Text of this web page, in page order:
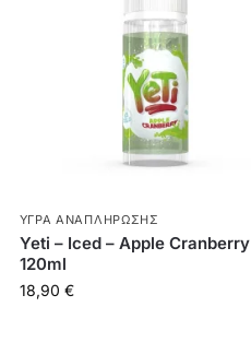
ΥΓΡΆ ΑΝΑΠΛΉΡΩΣΗΣ
Yeti – Iced – Apple Cranberry
120ml
18,90 €